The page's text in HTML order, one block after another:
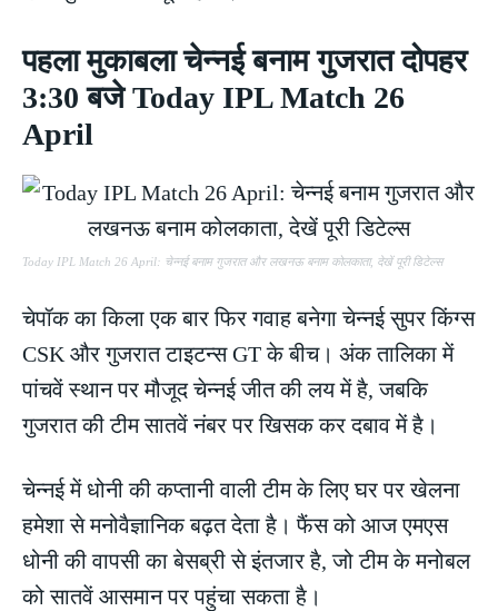
पहला मुकाबला चेन्नई बनाम गुजरात दोपहर
3:30 बजे Today IPL Match 26
April
Today IPL Match 26 April: चेन्नई बनाम गुजरात और लखनऊ बनाम कोलकाता, देखें पूरी डिटेल्स
चेपॉक का किला एक बार फिर गवाह बनेगा चेन्नई सुपर किंग्स
CSK और गुजरात टाइटन्स GT के बीच। अंक तालिका में
पांचवें स्थान पर मौजूद चेन्नई जीत की लय में है, जबकि
गुजरात की टीम सातवें नंबर पर खिसक कर दबाव में है।
चेन्नई में धोनी की कप्तानी वाली टीम के लिए घर पर खेलना
हमेशा से मनोवैज्ञानिक बढ़त देता है। फैंस को आज एमएस
धोनी की वापसी का बेसब्री से इंतजार है, जो टीम के मनोबल
को सातवें आसमान पर पहुंचा सकता है।